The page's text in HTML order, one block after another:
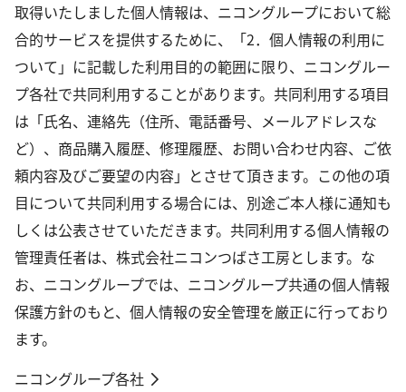
取得いたしました個人情報は、ニコングループにおいて総
合的サービスを提供するために、「2．個人情報の利用に
ついて」に記載した利用目的の範囲に限り、ニコングルー
プ各社で共同利用することがあります。共同利用する項目
は「氏名、連絡先（住所、電話番号、メールアドレスな
ど）、商品購入履歴、修理履歴、お問い合わせ内容、ご依
頼内容及びご要望の内容」とさせて頂きます。この他の項
目について共同利用する場合には、別途ご本人様に通知も
しくは公表させていただきます。共同利用する個人情報の
管理責任者は、株式会社ニコンつばさ工房とします。な
お、ニコングループでは、ニコングループ共通の個人情報
保護方針のもと、個人情報の安全管理を厳正に行っており
ます。
ニコングループ各社